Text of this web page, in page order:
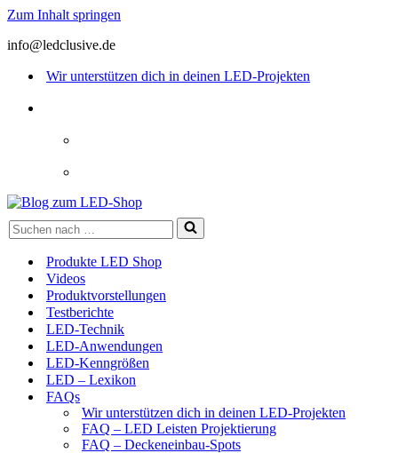
Zum Inhalt springen
info@ledclusive.de
Wir unterstützen dich in deinen LED-Projekten
Suchen
nach …
Produkte LED Shop
Videos
Produktvorstellungen
Testberichte
LED-Technik
LED-Anwendungen
LED-Kenngrößen
LED – Lexikon
FAQs
Wir unterstützen dich in deinen LED-Projekten
FAQ – LED Leisten Projektierung
FAQ – Deckeneinbau-Spots